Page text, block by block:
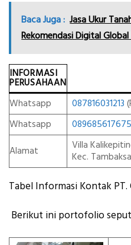
Baca Juga : Jasa Ukur
Rekomendasi Digital Global
INFORMASI
PERUSAHAAN
Whatsapp
087816031213
Whatsapp
089685617675
Alamat
Villa
Kec.
Tabel Informasi Kontak
Berikut ini portofolio